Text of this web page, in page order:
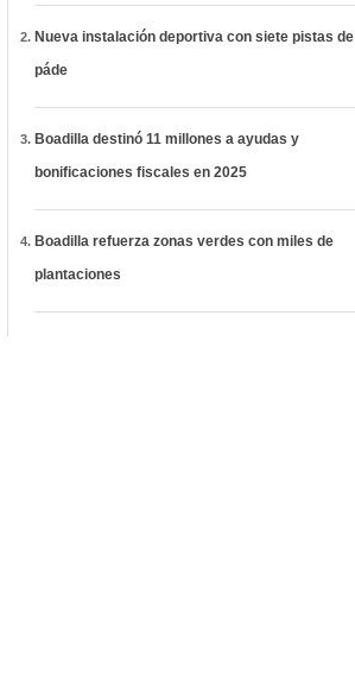
Nueva instalación deportiva con siete pistas de
páde
Boadilla destinó 11 millones a ayudas y
bonificaciones fiscales en 2025
Boadilla refuerza zonas verdes con miles de
plantaciones